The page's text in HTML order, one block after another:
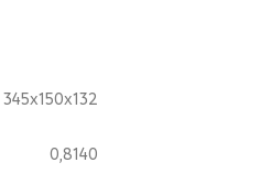
345x150x132
0,8140